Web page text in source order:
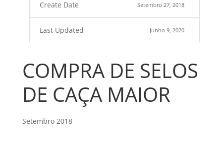
Create Date Setembro 27, 2018
Last Updated Junho 9, 2020
COMPRA DE SELOS
DE CAÇA MAIOR
Setembro 2018